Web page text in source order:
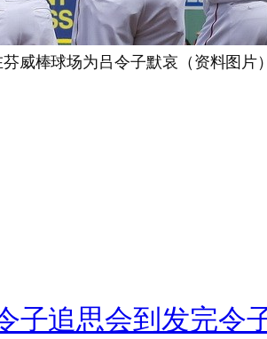
威棒球场为吕令子默哀（资料图片）
子追思会到发完令